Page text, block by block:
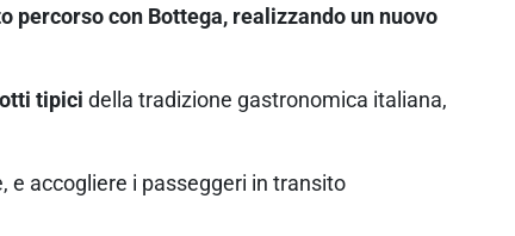
percorso con Bottega, realizzando un nuovo
tipici della tradizione gastronomica italiana,
e accogliere i passeggeri in transito